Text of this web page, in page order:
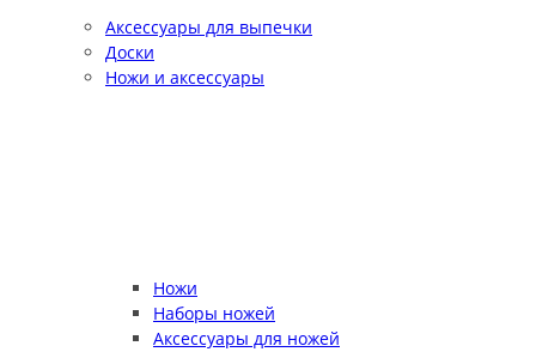
Аксессуары для выпечки
Доски
Ножи и аксессуары
Ножи
Наборы ножей
Аксессуары для ножей